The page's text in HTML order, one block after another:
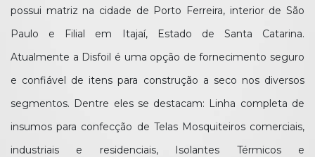
possui matriz na cidade de Porto Ferreira, interior de São
Paulo e Filial em Itajaí, Estado de Santa Catarina.
Atualmente a Disfoil é uma opção de fornecimento seguro
e confiável de itens para construção a seco nos diversos
segmentos. Dentre eles se destacam: Linha completa de
insumos para confecção de Telas Mosquiteiros comerciais,
industriais e residenciais, Isolantes Térmicos e